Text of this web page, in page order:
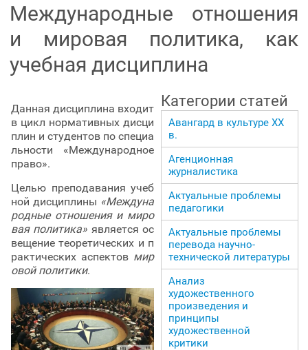
Международные отношения
и мировая политика, как
учебная дисциплина
Данная дисциплина входит
в цикл нормативных дисци
плин и студентов по специа
льности «Международное
право».
Целью преподавания учеб
ной дисциплины «Междуна
родные отношения и миро
вая политика» является ос
вещение теоретических и п
рактических аспектов мир
овой политики.
Категории статей
Авангард в культуре ХХ
в.
Агенционная
журналистика
Актуальные проблемы
педагогики
Актуальные проблемы
перевода научно-
технической литературы
Анализ
художественного
произведения и
принципы
художественной
критики